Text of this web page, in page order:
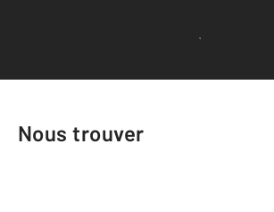
Voir tous les avis clients
Nous trouver